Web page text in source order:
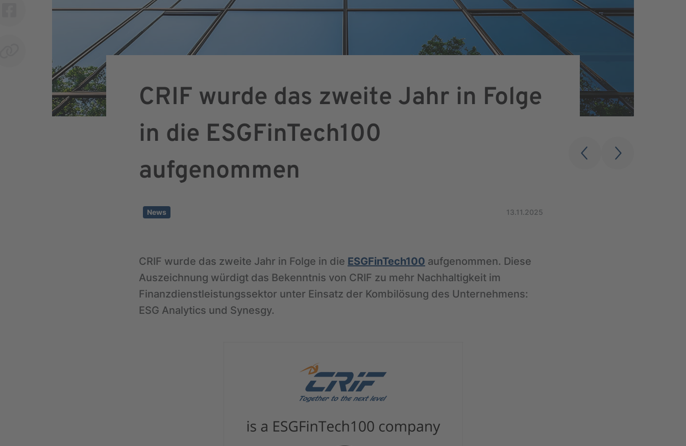
CRIF wurde das zweite Jahr in Folge
in die ESGFinTech100
aufgenommen
News 13.11.2025
CRIF wurde das zweite Jahr in Folge in die ESGFinTech100 aufgenommen. Diese
Auszeichnung würdigt das Bekenntnis von CRIF zu mehr Nachhaltigkeit im
Finanzdienstleistungssektor unter Einsatz der Kombilösung des Unternehmens:
ESG Analytics und Synesgy.